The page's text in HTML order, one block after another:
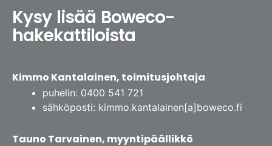
Kysy lisää Boweco-
hakekattiloista
Kimmo Kantalainen, toimitusjohtaja
puhelin: 0400 541 721
sähköposti: kimmo.kantalainen[a]boweco.fi
Tauno Tarvainen, myyntipäällikkö